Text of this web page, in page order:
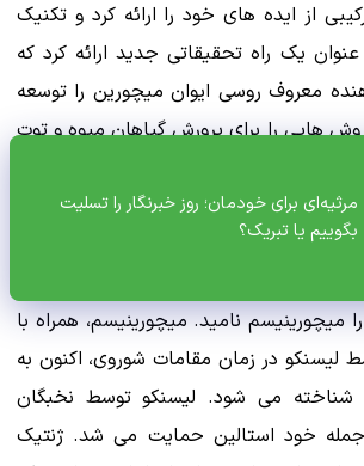
مرثیه‌ای برای خودمان؛ روز خبرنگار را تسلیت
بگوییم یا تبریک؟
او ترکیبی از ایده های خود را ارائه کرد و تکنیک
یک راه تحقیقاتی جدید ارائه کرد که
معروف روسی ایوان میچورین را توسعه
هایی را برای پرورش گیاهان میوه و توت
دور طراحی کرد و ایده های اصلی او هیچ
لیسنکو نداشت. همانگونه که در پاراگراف
از آنجایی که میچورین اندکی قبل از آن
بی شرمانه از نام او استفاده کرد و نسخه
نامید. میچورینیسم، همراه با
لیسنکو در زمان مقامات شوروی، اکنون به
شناخته می شود. لیسنکو توسط نخبگان
خود استالین حمایت می شد. ژنتیک